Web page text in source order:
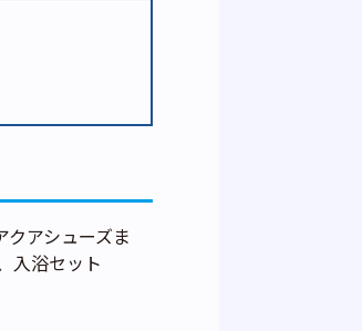
アシューズま
入浴セット